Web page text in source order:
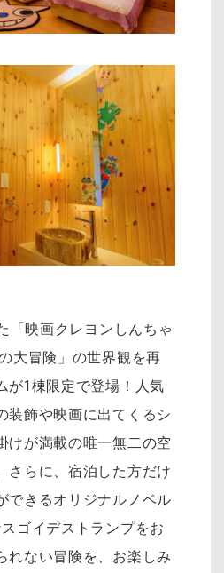
「映画クレヨンしんちゃ
大冒険」の世界観を再
が1棟限定で登場！人気
装飾や映画に出てくるシ
けが満載の唯一無二の空
さらに、宿泊した方だけ
できるオリジナルノベル
ゴイデストランプをお
れない冒険を、お楽しみ